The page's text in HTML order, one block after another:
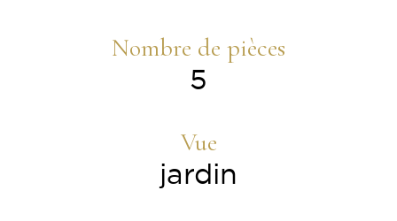
Nombre de pièces
5
Vue
jardin